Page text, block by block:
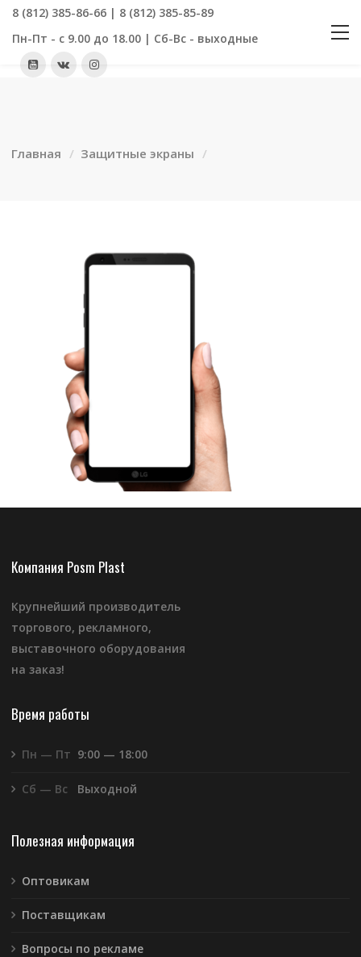
8 (812) 385-86-66 | 8 (812) 385-85-89
Пн-Пт - с 9.00 до 18.00 | Сб-Вс - выходные
Главная Защитные экраны
Компания Posm Plast
Крупнейший производитель
торгового, рекламного,
выставочного оборудования
на заказ!
Время работы
Пн — Пт 9:00 — 18:00
Сб — Вс Выходной
Полезная информация
Оптовикам
Поставщикам
Вопросы по рекламе